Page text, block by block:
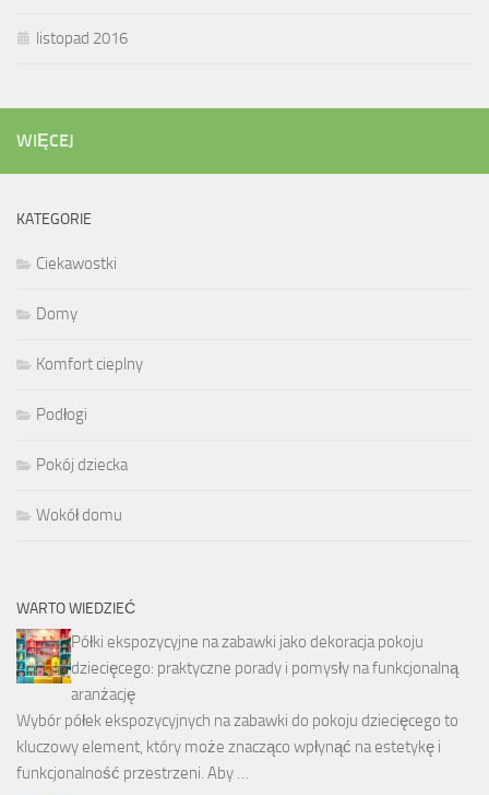
listopad 2016
WIĘCEJ
KATEGORIE
Ciekawostki
Domy
Komfort cieplny
Podłogi
Pokój dziecka
Wokół domu
WARTO WIEDZIEĆ
Półki ekspozycyjne na zabawki jako dekoracja pokoju
dziecięcego: praktyczne porady i pomysły na funkcjonalną
aranżację
Wybór półek ekspozycyjnych na zabawki do pokoju dziecięcego to
kluczowy element, który może znacząco wpłynąć na estetykę i
funkcjonalność przestrzeni. Aby …